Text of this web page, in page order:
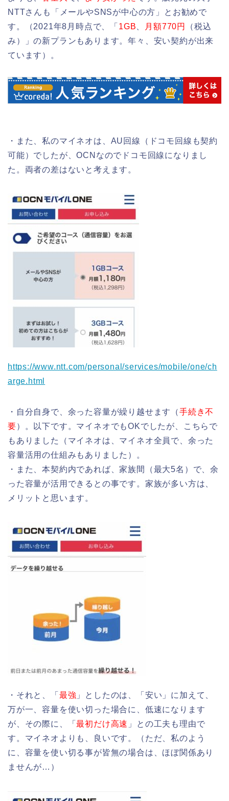
NTTさんも「メールやSNSが中心の方」とお勧めで
す。（2021年8月時点で、「 1GB 月額770円
（税込
み）」の新プランもあります。年々、安い契約が出来
ています）。
・また、私のマイネオは、AU回線（ドコモ回線も契約
可能）でしたが、OCNなのでドコモ回線になりまし
た。両者の差はないと考えます。
https://www.ntt.com/personal/services/mobile/one/ch
arge.html
・自分自身で、余った容量が繰り越せます（手続き不
要）。以下です。マイネオでもOKでしたが、こちらで
もありました（マイネオは、マイネオ全員で、余った
容量活用の仕組みもありました）。
・また、本契約内であれば、家族間（最大5名）で、余
った容量が活用できるとの事です。家族が多い方は、
メリットと思います。
・それと、「 最強 」としたのは、「安い」に加えて、
万が一、容量を使い切った場合に、低速になります
が、その際に、「最初だけ高速 」との工夫も理由で
す。マイネオよりも、良いです。（ただ、私のよう
に、容量を使い切る事が皆無の場合は、ほぼ関係あり
ませんが…）